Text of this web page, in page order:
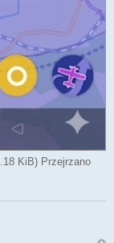
KiB) Przejrzano